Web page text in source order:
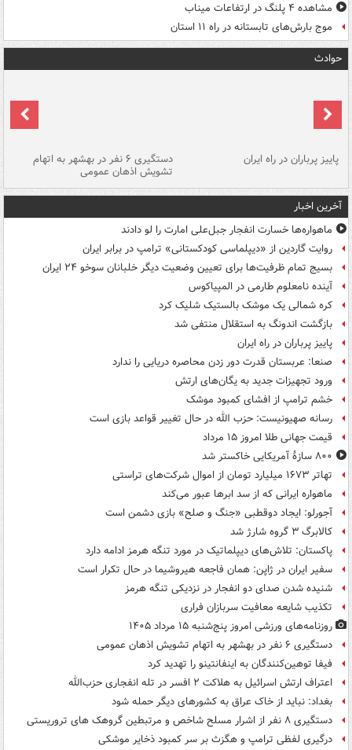
مشاهده ۴ پلنگ در ارتفاعات میناب
موج بارش‌های تابستانه در راه ۱۱ استان
حوادث
پاییز پرباران در راه ایران دستگیری ۶ نفر در بهشهر به اتهام
تشویش اذهان عمومی
آخرین اخبار
ماهواره‌ها خسارت انفجار جبل‌علی امارت را لو دادند
روایت گاردین از «دیپلماسی کودکستانی» ترامپ در برابر ایران
بسیج تمام ظرفیت‌ها برای تعیین وضعیت دیگر خلبانان سوخو ۲۴ ایران
آینده نامعلوم طارمی در المپیاکوس
کره شمالی یک موشک بالستیک شلیک کرد
بازگشت اندونگ به استقلال منتفی شد
پاییز پرباران در راه ایران
صنعا: عربستان قدرت دور زدن محاصره دریایی را ندارد
ورود تجهیزات جدید به یگان‌های ارتش
خشم ترامپ از افشای کمبود موشک
رسانه صهیونیست: حزب الله در حال تغییر قواعد بازی است
قیمت جهانی طلا امروز ۱۵ مرداد
۸۰۰ سازۀ آمریکایی خاکستر شد
تهاتر ۱۶۷۳ میلیارد تومان از اموال شرکت‌های تراستی
ماهواره ایرانی که از سد ابرها عبور می‌کند
آجورلو: ایجاد دوقطبی «جنگ و صلح‌» بازی دشمن است
کالابرگ ۳ گروه شارژ شد
پاکستان: تلاش‌های دیپلماتیک در مورد تنگه هرمز ادامه دارد
سفیر ایران در ژاپن: همان فاجعه هیروشیما در حال تکرار است
شنیده شدن صدای دو انفجار در نزدیکی تنگه هرمز
تکذیب شایعه معافیت سربازان فراری
روزنامه‌های ورزشی امروز پنج‌شنبه ۱۵ مرداد ۱۴۰۵
دستگیری ۶ نفر در بهشهر به اتهام تشویش اذهان عمومی
فیفا توهین‌کنندگان به اینفانتینو را تهدید کرد
اعتراف ارتش اسرائیل به هلاکت ۲ افسر در تله انفجاری حزب‌الله
بغداد: نباید از خاک عراق به کشورهای دیگر حمله شود
دستگیری ۸ نفر از اشرار مسلح شاخص و مرتبطین گروهک های تروریستی
درگیری لفظی ترامپ و هگزث بر سر کمبود ذخایر موشکی